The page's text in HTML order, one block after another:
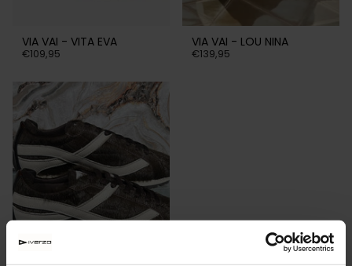
VIA VAI - VITA EVA
€109,95
VIA VAI - LOU NINA
€139,95